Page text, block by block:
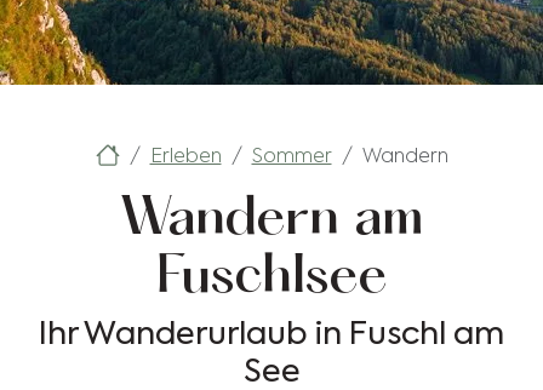
Erleben Sommer Wandern
Wandern am
Fuschlsee
Ihr Wanderurlaub in Fuschl am
See